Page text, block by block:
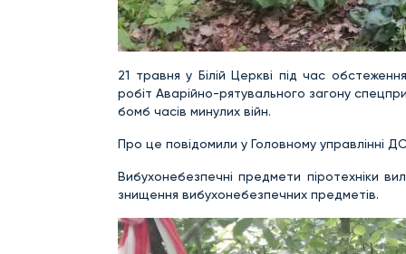
21 травня у Білій Церкві під час
робіт Аварійно-рятувального загону
бомб часів минулих війн.
Про це повідомили у Головному управлінні
Вибухонебезпечні предмети піротехніки
знищення вибухонебезпечних предметів.